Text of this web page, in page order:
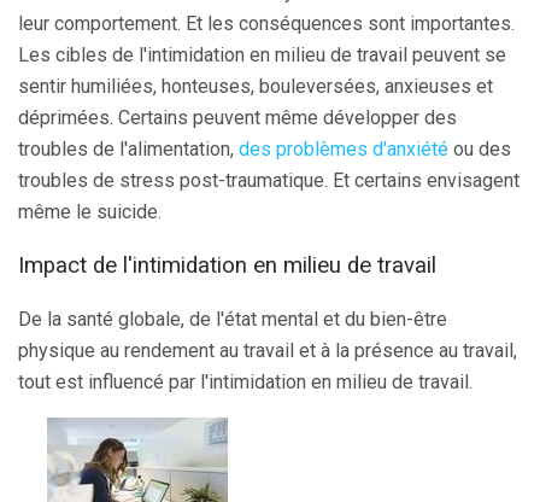
leur comportement. Et les conséquences sont importantes.
Les cibles de l'intimidation en milieu de travail peuvent se
sentir humiliées, honteuses, bouleversées, anxieuses et
déprimées. Certains peuvent même développer des
troubles de l'alimentation, des problèmes d'anxiété ou des
troubles de stress post-traumatique. Et certains envisagent
même le suicide.
Impact de l'intimidation en milieu de travail
De la santé globale, de l'état mental et du bien-être
physique au rendement au travail et à la présence au travail,
tout est influencé par l'intimidation en milieu de travail.